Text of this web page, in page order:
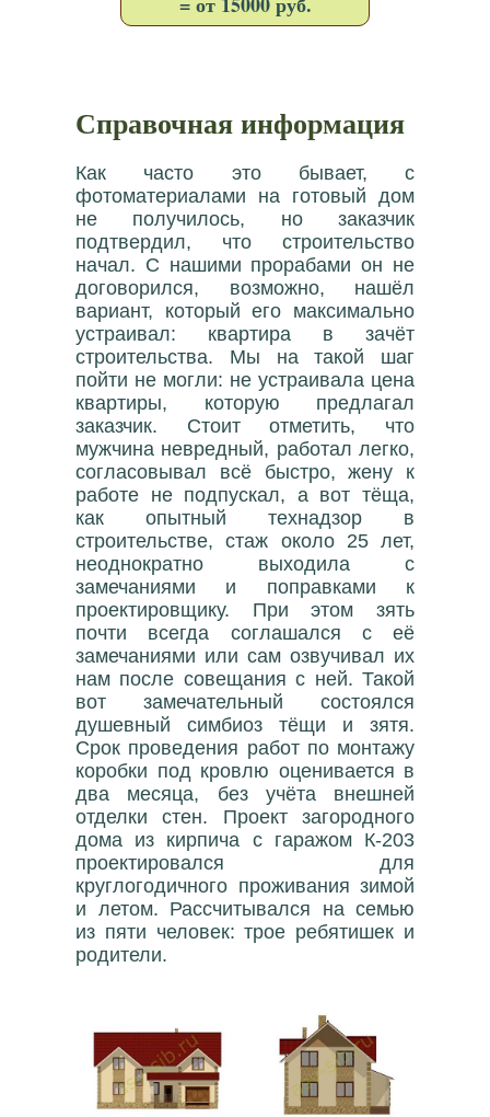
Справочная информация
Как часто это бывает, с
фотоматериалами на готовый дом
не получилось, но заказчик
подтвердил, что строительство
начал. С нашими прорабами он не
договорился, возможно, нашёл
вариант, который его максимально
устраивал: квартира в зачёт
строительства. Мы на такой шаг
пойти не могли: не устраивала цена
квартиры, которую предлагал
заказчик. Стоит отметить, что
мужчина невредный, работал легко,
согласовывал всё быстро, жену к
работе не подпускал, а вот тёща,
как опытный технадзор в
строительстве, стаж около 25 лет,
неоднократно выходила с
замечаниями и поправками к
проектировщику. При этом зять
почти всегда соглашался с её
замечаниями или сам озвучивал их
нам после совещания с ней. Такой
вот замечательный состоялся
душевный симбиоз тёщи и зятя.
Срок проведения работ по монтажу
коробки под кровлю оценивается в
два месяца, без учёта внешней
отделки стен. Проект загородного
дома из кирпича с гаражом К-203
проектировался для
круглогодичного проживания зимой
и летом. Рассчитывался на семью
из пяти человек: трое ребятишек и
родители.